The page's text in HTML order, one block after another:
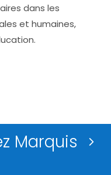
dans les
et humaines,
Marquis